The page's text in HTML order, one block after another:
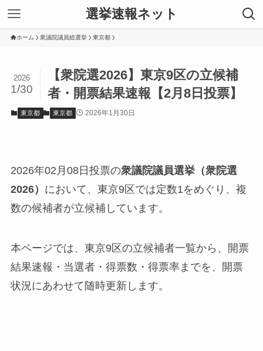
選挙速報ネット
ホーム 衆議院議員総選挙 東京都
【衆院選2026】東京9区の立候補
者・開票結果速報【2月8日投票】
2026
1/30
東京都 東京都 2026年1月30日
2026年02月08日投票の衆議院議員選挙（衆院選
2026） において、東京9区では定数1をめぐり、複
数の候補者が立候補しています。
本ページでは、東京9区の立候補者一覧から、開票
結果速報・当選者・得票数・得票率までを、開票
状況にあわせて随時更新します。